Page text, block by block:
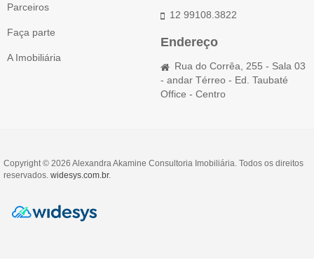
Parceiros
Faça parte
A Imobiliária
12 99108.3822
Endereço
Rua do Corrêa, 255 - Sala 03
- andar Térreo - Ed. Taubaté
Office - Centro
Copyright © 2026 Alexandra Akamine Consultoria Imobiliária. Todos os direitos
reservados. widesys.com.br.